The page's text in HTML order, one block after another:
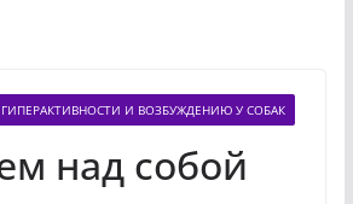
ГИПЕРАКТИВНОСТИ И ВОЗБУЖДЕНИЮ У СОБАК
над собой